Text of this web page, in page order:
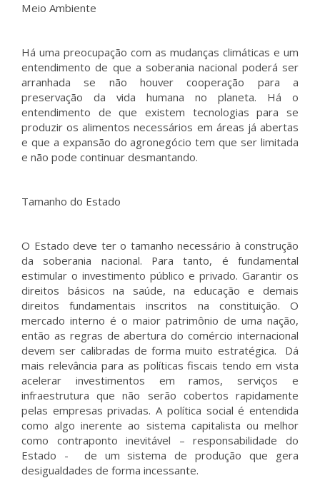
Meio Ambiente
Há uma preocupação com as mudanças climáticas e um
entendimento de que a soberania nacional poderá ser
arranhada se não houver cooperação para a
preservação da vida humana no planeta. Há o
entendimento de que existem tecnologias para se
produzir os alimentos necessários em áreas já abertas
e que a expansão do agronegócio tem que ser limitada
e não pode continuar desmantando.
Tamanho do Estado
O Estado deve ter o tamanho necessário à construção
da soberania nacional. Para tanto, é fundamental
estimular o investimento público e privado. Garantir os
direitos básicos na saúde, na educação e demais
direitos fundamentais inscritos na constituição. O
mercado interno é o maior patrimônio de uma nação,
então as regras de abertura do comércio internacional
devem ser calibradas de forma muito estratégica. Dá
mais relevância para as políticas fiscais tendo em vista
acelerar investimentos em ramos, serviços e
infraestrutura que não serão cobertos rapidamente
pelas empresas privadas. A política social é entendida
como algo inerente ao sistema capitalista ou melhor
como contraponto inevitável – responsabilidade do
Estado - de um sistema de produção que gera
desigualdades de forma incessante.